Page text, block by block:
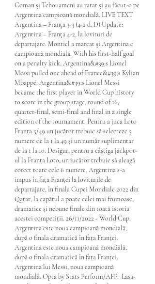
Coman şi Tchouameni au ratat şi au făcut-o pe
Argentina campioană mondială. LIVE TEXT
Argentina – Franţa 3-3 (4-2 d. D) Update:
Argentina – Franţa 4-2, la lovituri de
departajare. Montiel a marcat şi Argentina e
campioană mondială. With his first-half goal
on a penalty kick, Argentina&#39;s Lionel
Messi pulled one ahead of France&#39;s Kylian
Mbappé. Argentina&#39;s Lionel Messi
became the first player in World Cup history
to score in the group stage, round of 16,
quarter-final, semi-final and final in a single
edition of the tournament. Pentru a juca Loto
Franța 5/49 un jucător trebuie să selecteze 5
numere de la 1 la 49 și un număr suplimentar
de la 1 la 10. Desigur, pentru a câștiga jackpot-
ul la Franța Loto, un jucător trebuie să aleagă
corect toate cele 6 numere. Argentina s-a
impus în fața Franței la loviturile de
departajare, în finala Cupei Mondiale 2022 din
Qatar, la capătul a poate celei mai frumoase,
dramatice și nebune finale din toată istoria
acestei competiții. 26/11/2022 - World Cup.
Argentina este noua campioană mondială,
după o finala dramatică în fața Franței.
Argentina este noua campioană mondială,
după o finala dramatică în fața Franței.
Argentina lui Messi, noua campioană
mondială. Opta by Stats Perform/AFP.  Lasa-